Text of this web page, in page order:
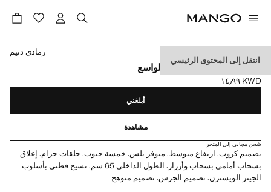
انتقل إلى المحتوى الرئيسي
بنطلون جينز سيينا الضيق الواسع
السعر الحالي [KWD ١٤٫٩٩ ]
KWD ١٤٫٩٩
حدد اللون
رمادي دنيم
أبلغني
مشاهدة
شحن مجاني إلى المتجر
تصميم كروب. ارتفاع متوسط. متوفر بلس. خمسة جيوب. حلقات حزام. إغلاق
بسحاب أمامي بسحاب وأزرار. الطول الداخلي 65 سم. نسيج قطني بأسلوب
الجينز الويسترن. تصميم الجرس. تصميم متوهج